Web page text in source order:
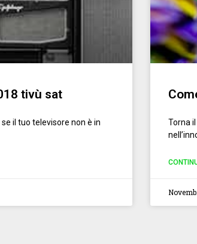
tivù sat
il tuo televisore non è in
Torna